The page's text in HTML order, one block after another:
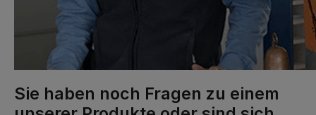
Sie haben noch Fragen zu einem